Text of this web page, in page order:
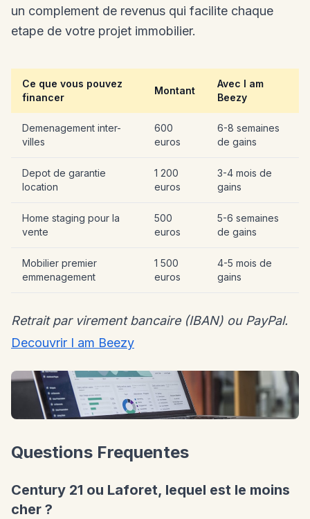
un complement de revenus qui facilite chaque
etape de votre projet immobilier.
Ce que vous pouvez
financer
Montant
Avec I am
Beezy
Demenagement inter-
villes
600
euros
6-8 semaines
de gains
Depot de garantie
location
1 200
euros
3-4 mois de
gains
Home staging pour la
vente
500
euros
5-6 semaines
de gains
Mobilier premier
emmenagement
1 500
euros
4-5 mois de
gains
Retrait par virement bancaire (IBAN) ou PayPal.
Decouvrir I am Beezy
Questions Frequentes
Century 21 ou Laforet, lequel est le moins
cher ?